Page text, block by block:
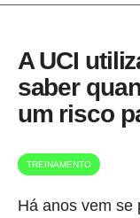
A UCI
saber
um risco
TREINAMENTO
Há anos vem se